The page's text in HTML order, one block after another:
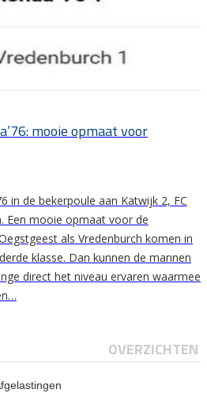
mooie opmaat voor
in de bekerpoule aan Katwijk 2, FC
Een mooie opmaat voor de
als Vredenburch komen in
klasse. Dan kunnen de mannen
direct het niveau ervaren waarmee
OVERZICHTEN